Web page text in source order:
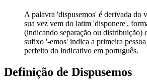
A palavra 'dispusemos' é derivada do
sua vez vem do latim 'disponere',
(indicando separação ou distribuição)
sufixo '-emos' indica a primeira
perfeito do indicativo em português.
Definição de Dispusemos